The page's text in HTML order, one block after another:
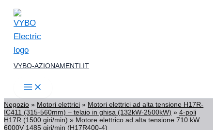
Vai
contenuto
VYBO-AZIONAMENTI.IT
Negozio » Motori elettrici » Motori elettrici ad alta tensione H17R-
IC411 (315-560mm) – telaio in ghisa (132kW-2500kW) » 4-poli
H17R (1500 giri/min) » Motore elettrico ad alta tensione 710 kW
6000V 1485 giri/min (H17R400-4)